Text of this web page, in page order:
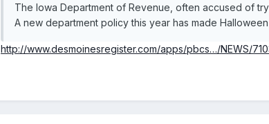
The Iowa Department of Revenue, often accused of
A new department policy this year has made
http://www.desmoinesregister.com/apps/pbcs…/NEWS/